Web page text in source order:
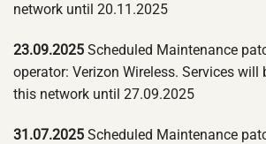
network until 20.11.2025
23.09.2025 Scheduled Maintenance
operator: Verizon Wireless. Services
this network until 27.09.2025
31.07.2025 Scheduled Maintenance